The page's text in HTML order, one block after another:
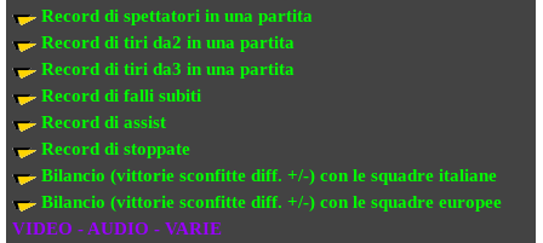
Record di spettatori in una partita
Record di tiri da2 in una partita
Record di tiri da3 in una partita
Record di falli subiti
Record di assist
Record di stoppate
Bilancio (vittorie sconfitte diff. +/-) con le squadre italiane
Bilancio (vittorie sconfitte diff. +/-) con le squadre europee
VIDEO - AUDIO - VARIE